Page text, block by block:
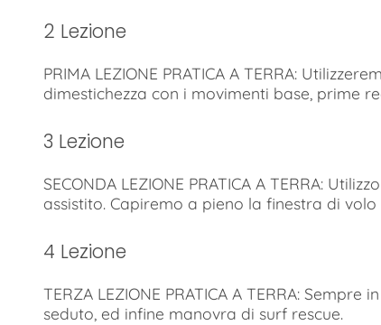
2 Lezione
PRIMA LEZIONE PRATICA A TERRA:
dimestichezza con i movimenti base, prime
3 Lezione
SECONDA LEZIONE PRATICA A TERRA:
assistito. Capiremo a pieno la finestra di
4 Lezione
TERZA LEZIONE PRATICA A TERRA:
seduto, ed infine manovra di surf rescue.